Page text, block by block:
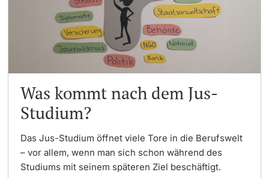
Was kommt nach dem Jus-
Studium?
Das Jus-Studium öffnet viele Tore in die Berufswelt
– vor allem, wenn man sich schon während des
Studiums mit seinem späteren Ziel beschäftigt.